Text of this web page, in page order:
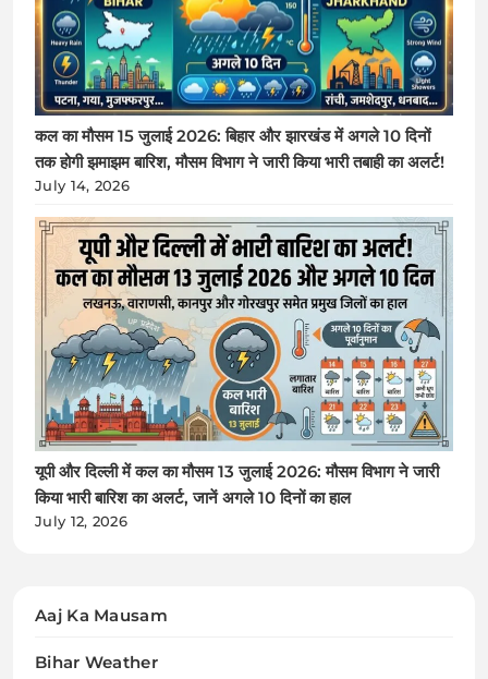
कल का मौसम 15 जुलाई 2026: बिहार और झारखंड में अगले 10 दिनों
तक होगी झमाझम बारिश, मौसम विभाग ने जारी किया भारी तबाही का अलर्ट!
July 14, 2026
यूपी और दिल्ली में कल का मौसम 13 जुलाई 2026: मौसम विभाग ने जारी
किया भारी बारिश का अलर्ट, जानें अगले 10 दिनों का हाल
July 12, 2026
Aaj Ka Mausam
Bihar Weather